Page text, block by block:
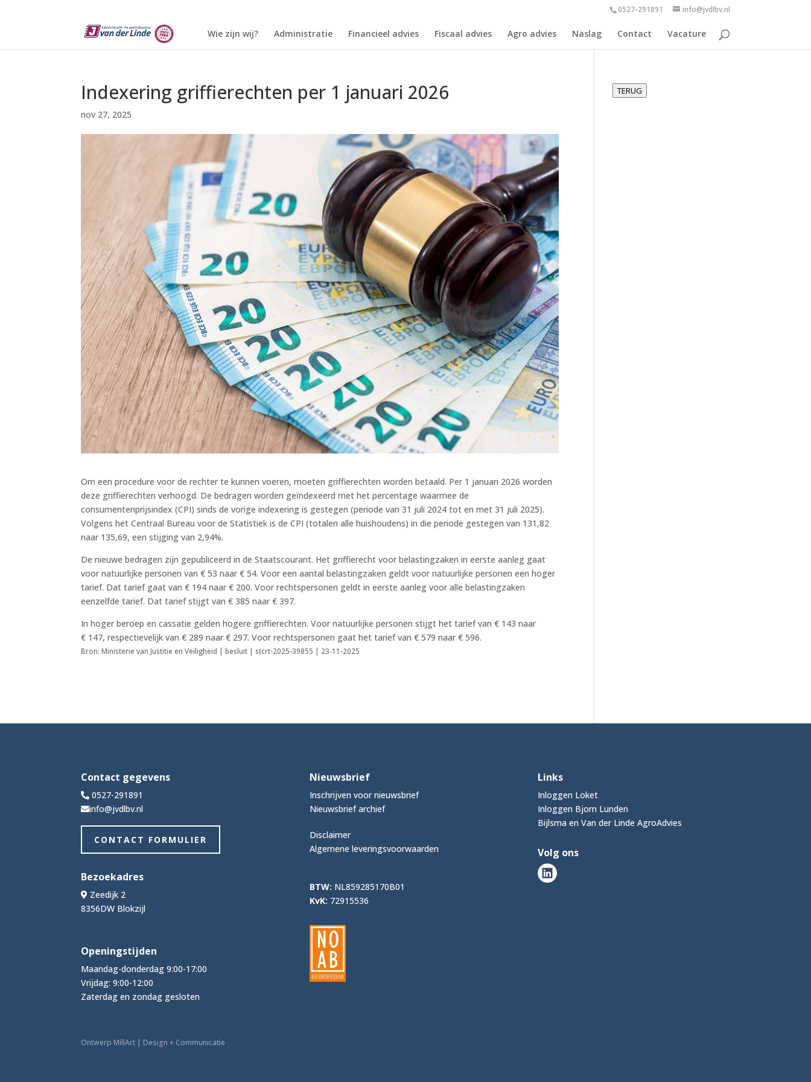
0527-291891 info@jvdlbv.nl
Wie zijn wij? Administratie Financieel advies Fiscaal advies Agro advies Naslag Contact Vacature
Indexering griffierechten per 1 januari 2026
nov 27, 2025
Om een procedure voor de rechter te kunnen voeren, moeten griffierechten worden betaald. Per 1 januari 2026 worden
deze griffierechten verhoogd. De bedragen worden geïndexeerd met het percentage waarmee de
consumentenprijsindex (CPI) sinds de vorige indexering is gestegen (periode van 31 juli 2024 tot en met 31 juli 2025).
Volgens het Centraal Bureau voor de Statistiek is de CPI (totalen alle huishoudens) in die periode gestegen van 131,82
naar 135,69, een stijging van 2,94%.
De nieuwe bedragen zijn gepubliceerd in de Staatscourant. Het griffierecht voor belastingzaken in eerste aanleg gaat
voor natuurlijke personen van € 53 naar € 54. Voor een aantal belastingzaken geldt voor natuurlijke personen een hoger
tarief. Dat tarief gaat van € 194 naar € 200. Voor rechtspersonen geldt in eerste aanleg voor alle belastingzaken
eenzelfde tarief. Dat tarief stijgt van € 385 naar € 397.
In hoger beroep en cassatie gelden hogere griffierechten. Voor natuurlijke personen stijgt het tarief van € 143 naar
€ 147, respectievelijk van € 289 naar € 297. Voor rechtspersonen gaat het tarief van € 579 naar € 596.
Bron: Ministerie van Justitie en Veiligheid | besluit | stcrt-2025-39855 | 23-11-2025
TERUG
Contact gegevens
0527-291891
info@jvdlbv.nl
CONTACT FORMULIER
Bezoekadres
Zeedijk 2
8356DW Blokzijl
Openingstijden
Maandag-donderdag 9:00-17:00
Vrijdag: 9:00-12:00
Zaterdag en zondag gesloten
Nieuwsbrief
Inschrijven voor nieuwsbrief
Nieuwsbrief archief
Disclaimer
Algemene leveringsvoorwaarden
BTW: NL859285170B01
KvK: 72915536
Links
Inloggen Loket
Inloggen Bjorn Lunden
Bijlsma en Van der Linde AgroAdvies
Volg ons
Ontwerp MillArt | Design + Communicatie